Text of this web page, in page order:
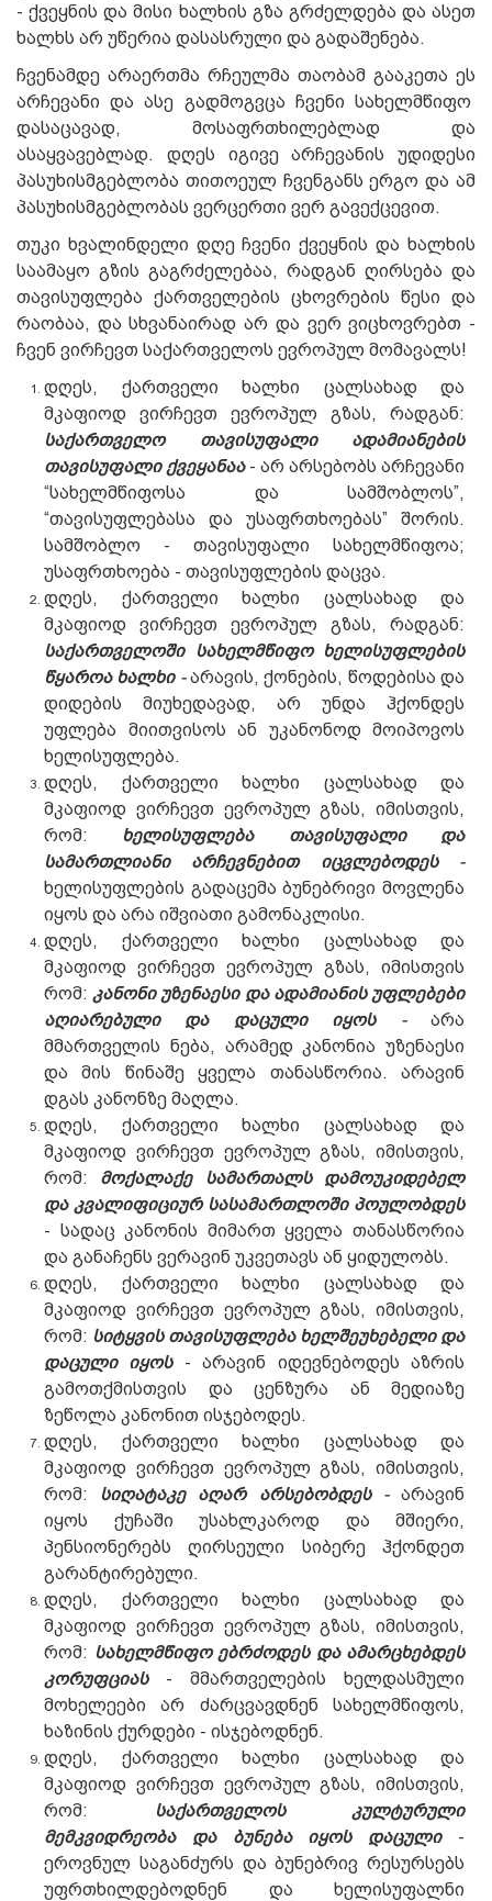
- ქვეყნის და მისი ხალხის გზა გრძელდება და ასეთ
ხალხს არ უწერია დასასრული და გადაშენება.
ჩვენამდე არაერთმა რჩეულმა თაობამ გააკეთა ეს
არჩევანი და ასე გადმოგვცა ჩვენი სახელმწიფო
დასაცავად, მოსაფრთხილებლად და
ასაყვავებლად. დღეს იგივე არჩევანის უდიდესი
პასუხისმგებლობა თითოეულ ჩვენგანს ერგო და ამ
პასუხისმგებლობას ვერცერთი ვერ გავექცევით.
თუკი ხვალინდელი დღე ჩვენი ქვეყნის და ხალხის
საამაყო გზის გაგრძელებაა, რადგან ღირსება და
თავისუფლება ქართველების ცხოვრების წესი და
რაობაა, და სხვანაირად არ და ვერ ვიცხოვრებთ -
ჩვენ ვირჩევთ საქართველოს ევროპულ მომავალს!
დღეს, ქართველი ხალხი ცალსახად და
მკაფიოდ ვირჩევთ ევროპულ გზას, რადგან:
საქართველო თავისუფალი ადამიანების
თავისუფალი ქვეყანაა- არ არსებობს არჩევანი
“სახელმწიფოსა და სამშობლოს”,
“თავისუფლებასა და უსაფრთხოებას” შორის.
სამშობლო - თავისუფალი სახელმწიფოა;
უსაფრთხოება - თავისუფლების დაცვა.
დღეს, ქართველი ხალხი ცალსახად და
მკაფიოდ ვირჩევთ ევროპულ გზას, რადგან:
საქართველოში სახელმწიფო ხელისუფლების
წყაროა ხალხი -არავის, ქონების, წოდებისა და
დიდების მიუხედავად, არ უნდა ჰქონდეს
უფლება მიითვისოს ან უკანონოდ მოიპოვოს
ხელისუფლება.
დღეს, ქართველი ხალხი ცალსახად და
მკაფიოდ ვირჩევთ ევროპულ გზას, იმისთვის,
რომ: ხელისუფლება თავისუფალი და
სამართლიანი არჩევნებით იცვლებოდეს -
ხელისუფლების გადაცემა ბუნებრივი მოვლენა
იყოს და არა იშვიათი გამონაკლისი.
დღეს, ქართველი ხალხი ცალსახად და
მკაფიოდ ვირჩევთ ევროპულ გზას, იმისთვის
რომ: კანონი უზენაესი და ადამიანის უფლებები
აღიარებული და დაცული იყოს -არა
მმართველის ნება, არამედ კანონია უზენაესი
და მის წინაშე ყველა თანასწორია. არავინ
დგას კანონზე მაღლა.
დღეს, ქართველი ხალხი ცალსახად და
მკაფიოდ ვირჩევთ ევროპულ გზას, იმისთვის,
რომ: მოქალაქე სამართალს დამოუკიდებელ
და კვალიფიციურ სასამართლოში პოულობდეს
- სადაც კანონის მიმართ ყველა თანასწორია
და განაჩენს ვერავინ უკვეთავს ან ყიდულობს.
დღეს, ქართველი ხალხი ცალსახად და
მკაფიოდ ვირჩევთ ევროპულ გზას, იმისთვის,
რომ: სიტყვის თავისუფლება ხელშეუხებელი და
დაცული
იყოს- არავინ იდევნებოდეს აზრის
გამოთქმისთვის და ცენზურა ან მედიაზე
ზეწოლა კანონით ისჯებოდეს.
დღეს, ქართველი ხალხი ცალსახად და
მკაფიოდ ვირჩევთ ევროპულ გზას, იმისთვის,
რომ:
სიღატაკე აღარ არსებობდეს -არავინ
იყოს ქუჩაში უსახლკაროდ და მშიერი,
პენსიონერებს ღირსეული სიბერე ჰქონდეთ
გარანტირებული.
დღეს, ქართველი ხალხი ცალსახად და
მკაფიოდ ვირჩევთ ევროპულ გზას, იმისთვის,
რომ: სახელმწიფო ებრძოდეს და ამარცხებდეს
კორუფციას- მმართველების ხელდასმული
მოხელეები არ ძარცვავდნენ სახელმწიფოს,
ხაზინის ქურდები - ისჯებოდნენ.
დღეს, ქართველი ხალხი ცალსახად და
მკაფიოდ ვირჩევთ ევროპულ გზას, იმისთვის,
რომ:
საქართველოს კულტურული
მემკვიდრეობა და ბუნება იყოს დაცული-
ეროვნულ საგანძურს და ბუნებრივ რესურსებს
უფრთხილდებოდნენ და ხელისუფალნი